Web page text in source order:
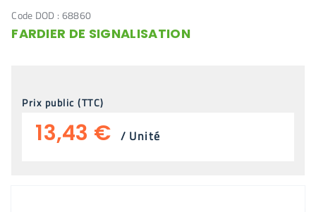
Code DOD : 68860
FARDIER DE SIGNALISATION
Prix public (TTC)
13,43 € / Unité